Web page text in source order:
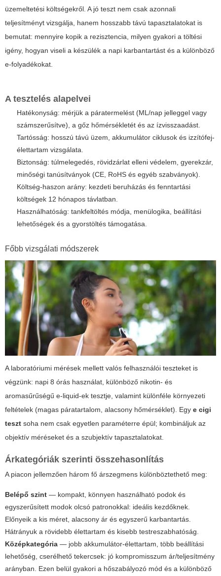
üzemeltetési költségekről. A jó teszt nem csak azonnali
teljesítményt vizsgálja, hanem hosszabb távú tapasztalatokat is
bemutat: mennyire kopik a rezisztencia, milyen gyakori a töltési
igény, hogyan viseli a készülék a napi karbantartást és a különböző
e-folyadékokat.
A tesztelés alapelvei
Hatékonyság: mérjük a páratermelést (ML/nap jelleggel vagy
számszerűsítve), a gőz hőmérsékletét és az ízvisszaadást.
Tartósság: hosszú távú üzem, akkumulátor ciklusok és izzítófej-
élettartam vizsgálata.
Biztonság: túlmelegedés, rövidzárlat elleni védelem, gyerekzár,
minőségi tanúsítványok (CE, RoHS és egyéb szabványok).
Költség-haszon arány: kezdeti beruházás és fenntartási
költségek 12 hónapos távlatban.
Használhatóság: tankfeltöltés módja, menülogika, beállítási
lehetőségek és a gyorstöltés támogatása.
Főbb vizsgálati módszerek
A laboratóriumi mérések mellett valós felhasználói teszteket is
végzünk: napi 8 órás használat, különböző nikotin- és
aromasűrűségű e-liquid-ek tesztje, valamint különféle környezeti
feltételek (magas páratartalom, alacsony hőmérséklet). Egy e cigi
teszt soha nem csak egyetlen paraméterre épül; kombináljuk az
objektív méréseket és a szubjektív tapasztalatokat.
Árkategóriák szerinti összehasonlítás
A piacon jellemzően három fő árszegmens különböztethető meg:
Belépő szint — kompakt, könnyen használható podok és
egyszerűsített modok olcsó patronokkal: ideális kezdőknek.
Előnyeik a kis méret, alacsony ár és egyszerű karbantartás.
Hátrányuk a rövidebb élettartam és kisebb testreszabhatóság.
Középkategória — jobb akkumulátor-élettartam, több beállítási
lehetőség, cserélhető tekercsek: jó kompromisszum ár/teljesítmény
arányban. Ezen belül gyakori a hőszabályozó mód és a különböző